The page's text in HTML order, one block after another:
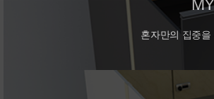
혼자만의 집중